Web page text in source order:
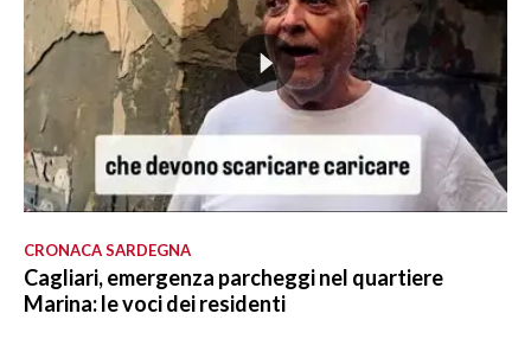
CRONACA SARDEGNA
Cagliari, emergenza parcheggi nel quartiere
Marina: le voci dei residenti